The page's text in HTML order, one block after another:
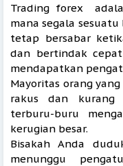
Trading forex
mana segala
tetap bersabar
dan bertindak
mendapatkan
Mayoritas orang
rakus dan kurang
terburu-buru
kerugian besar.
Bisakah Anda
menunggu